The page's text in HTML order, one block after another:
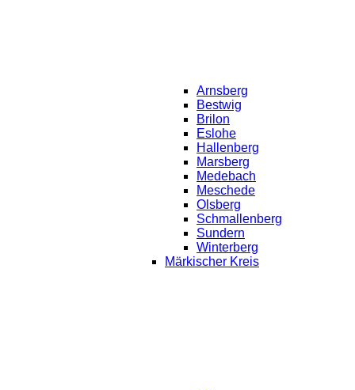
Arnsberg
Bestwig
Brilon
Eslohe
Hallenberg
Marsberg
Medebach
Meschede
Olsberg
Schmallenberg
Sundern
Winterberg
Märkischer Kreis